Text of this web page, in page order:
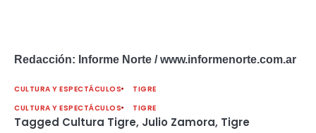
Redacción: Informe Norte / www.informenorte.com.ar
CULTURA Y ESPECTÁCULOS
TIGRE
CULTURA Y ESPECTÁCULOS
TIGRE
Tagged Cultura Tigre, Julio Zamora, Tigre